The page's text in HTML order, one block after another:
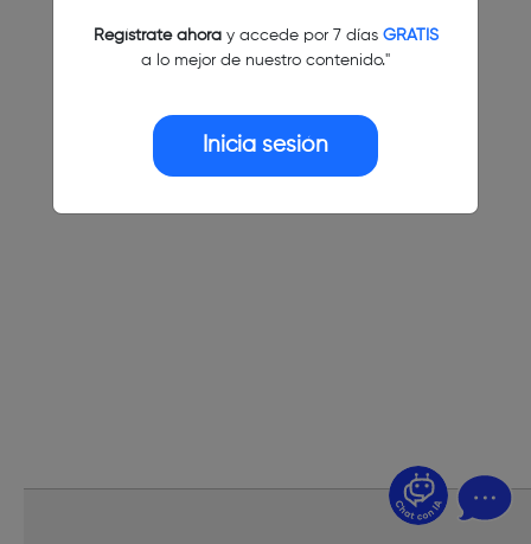
Regístrate ahoray accede por 7 días GRATIS
a lo mejor de nuestro contenido."
Inicia sesión